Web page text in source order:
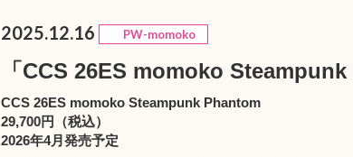
2025.12.16 PW-momoko
「CCS 26ES momoko
CCS 26ES momoko Steampunk Phantom
29,700円（税込）
2026年4月発売予定